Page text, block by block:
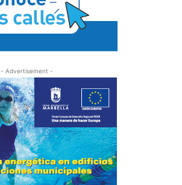
- Advertisement -